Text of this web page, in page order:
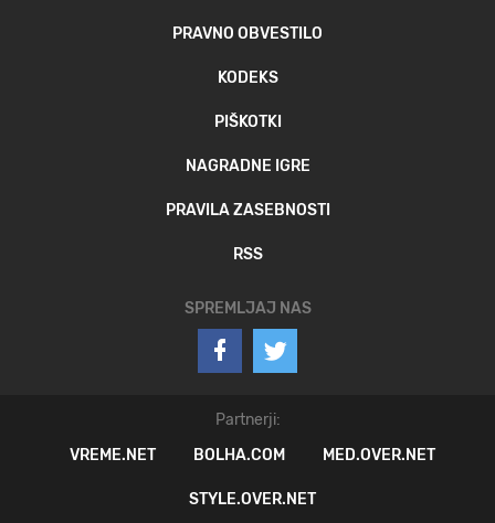
PRAVNO OBVESTILO
KODEKS
PIŠKOTKI
NAGRADNE IGRE
PRAVILA ZASEBNOSTI
RSS
SPREMLJAJ NAS
Partnerji:
VREME.NET
BOLHA.COM MED.OVER.NET
STYLE.OVER.NET